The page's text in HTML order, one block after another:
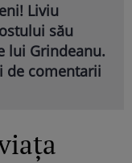
Liviu
său
lui Grindeanu.
de comentarii